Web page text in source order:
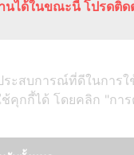
ได้ในขณะนี้ โปรดติด
ระสบการณ์ที่ดีในการ
คุกกี้ได้ โดยคลิก "กา